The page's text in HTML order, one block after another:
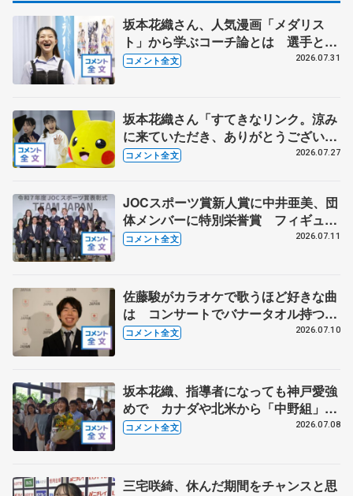
坂本花織さん、人気漫画「メダリス
ト」から学ぶコーチ論とは 選手とし
て先頭でやってきて「後輩に受け継い
コメント全文 2026.07.31
坂本花織さん「すてきなリンク。涼み
に来ていただき、ありがとうございま
す」 シスメックスのリンク開場１周
コメント全文 2026.07.27
JOCスポーツ賞新人賞に中井亜美、団
体メンバーに特別栄誉賞 フィギュア
スケートに別のスポーツを組み合わせ
コメント全文 2026.07.11
佐藤駿がカラオケで歌うほど好きな曲
は コンサートでバナータオル持つ観
客に感謝 【オリンピックコンサー
コメント全文 2026.07.10
坂本花織、指導者になっても神戸愛強
めで カナダや北米から「中野組」の
練習に参加 【兵庫県「誉賞」贈呈】
コメント全文 2026.07.08
三宅咲綺、休んだ期間をチャンスと思